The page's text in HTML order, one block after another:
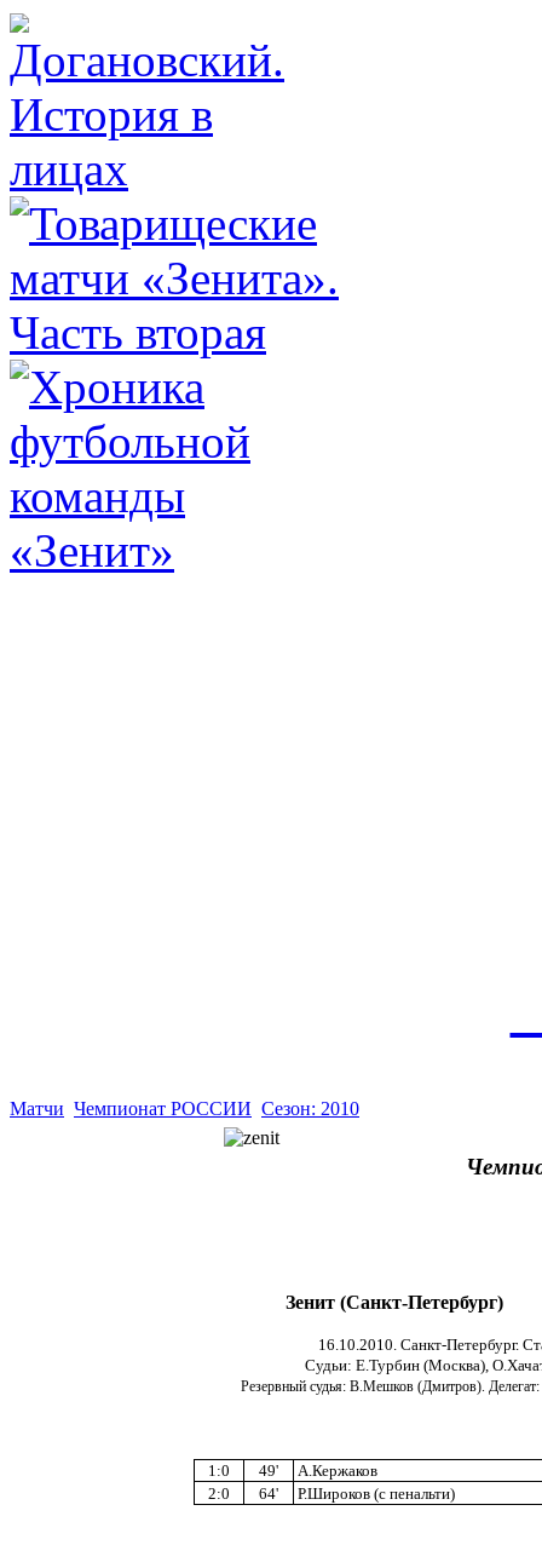
Матчи Чемпионат РОССИИ Сезон: 2010
Зенит (Санкт-Петербург)
16.10.2010. Санкт-Петербург.
Судьи: Е.Турбин (Москва),
Резервный судья: В.Мешков (Дмитров).
1:0 49'
А.Кержаков
2:0
64' Р.Широков (с пенальти)